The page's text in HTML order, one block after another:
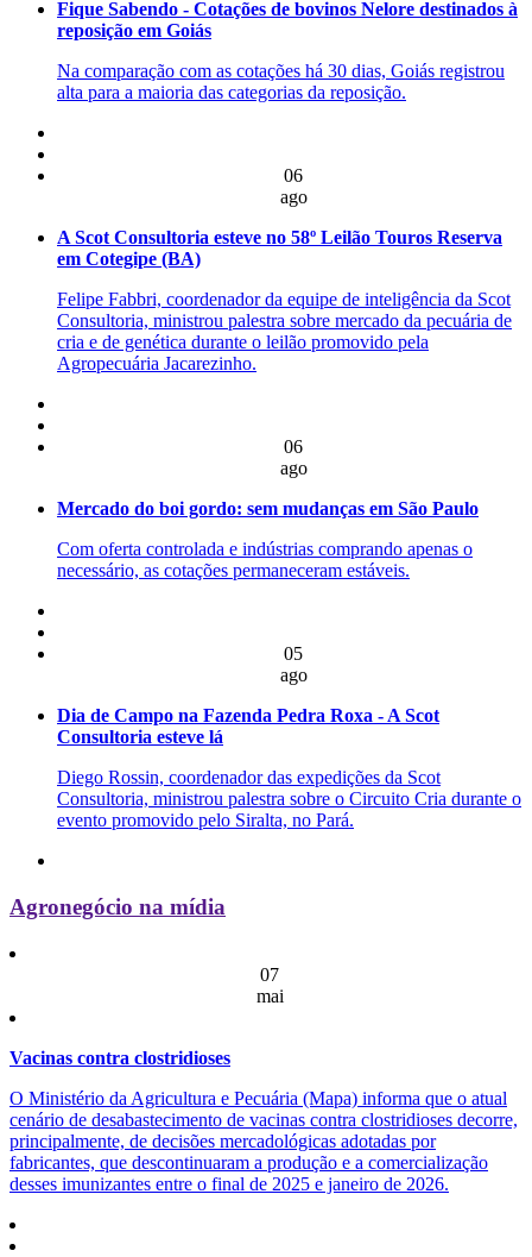
Fique Sabendo - Cotações de bovinos Nelore destinados à
reposição em Goiás
Na comparação com as cotações há 30 dias, Goiás registrou
alta para a maioria das categorias da reposição.
06
ago
A Scot Consultoria esteve no 58º Leilão Touros Reserva
em Cotegipe (BA)
Felipe Fabbri, coordenador da equipe de inteligência da Scot
Consultoria, ministrou palestra sobre mercado da pecuária de
cria e de genética durante o leilão promovido pela
Agropecuária Jacarezinho.
06
ago
Mercado do boi gordo: sem mudanças em São Paulo
Com oferta controlada e indústrias comprando apenas o
necessário, as cotações permaneceram estáveis.
05
ago
Dia de Campo na Fazenda Pedra Roxa - A Scot
Consultoria esteve lá
Diego Rossin, coordenador das expedições da Scot
Consultoria, ministrou palestra sobre o Circuito Cria durante o
evento promovido pelo Siralta, no Pará.
Agronegócio na mídia
07
mai
Vacinas contra clostridioses
O Ministério da Agricultura e Pecuária (Mapa) informa que o atual
cenário de desabastecimento de vacinas contra clostridioses decorre,
principalmente, de decisões mercadológicas adotadas por
fabricantes, que descontinuaram a produção e a comercialização
desses imunizantes entre o final de 2025 e janeiro de 2026.